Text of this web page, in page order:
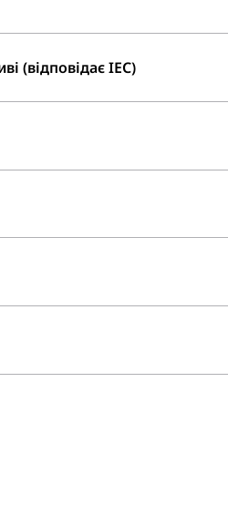
(відповідає IEC)